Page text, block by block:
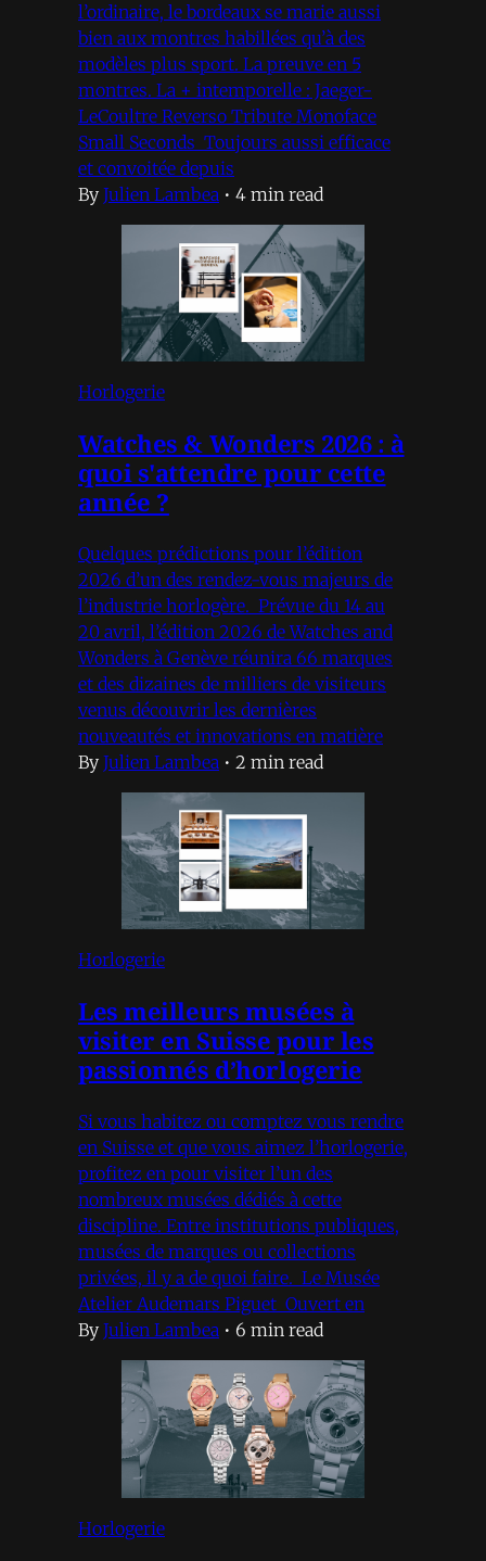
l’ordinaire, le bordeaux se marie aussi
bien aux montres habillées qu’à des
modèles plus sport. La preuve en 5
montres. La + intemporelle : Jaeger-
LeCoultre Reverso Tribute Monoface
Small Seconds Toujours aussi efficace
et convoitée depuis
By Julien Lambea • 4 min read
Horlogerie
Watches & Wonders 2026 : à
quoi s'attendre pour cette
année ?
Quelques prédictions pour l’édition
2026 d’un des rendez-vous majeurs de
l’industrie horlogère. Prévue du 14 au
20 avril, l’édition 2026 de Watches and
Wonders à Genève réunira 66 marques
et des dizaines de milliers de visiteurs
venus découvrir les dernières
nouveautés et innovations en matière
By Julien Lambea • 2 min read
Horlogerie
Les meilleurs musées à
visiter en Suisse pour les
passionnés d’horlogerie
Si vous habitez ou comptez vous rendre
en Suisse et que vous aimez l’horlogerie,
profitez en pour visiter l’un des
nombreux musées dédiés à cette
discipline. Entre institutions publiques,
musées de marques ou collections
privées, il y a de quoi faire. Le Musée
Atelier Audemars Piguet Ouvert en
By Julien Lambea • 6 min read
Horlogerie